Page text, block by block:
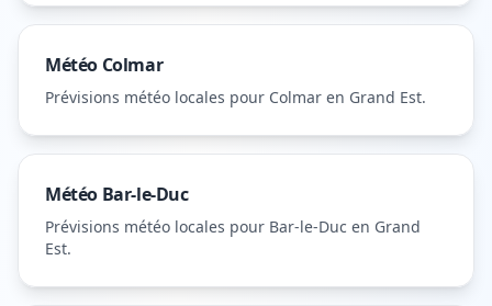
Météo Colmar
Prévisions météo locales pour Colmar en Grand Est.
Météo Bar-le-Duc
Prévisions météo locales pour Bar-le-Duc en Grand
Est.